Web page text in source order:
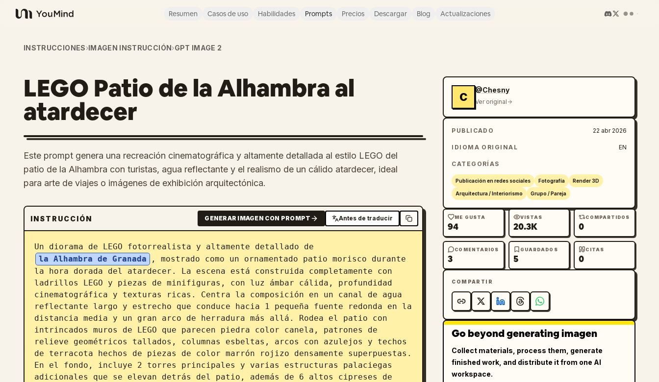
YouMind
Resumen Casos de uso Habilidades Prompts Precios Descargar Blog Actualizaciones
INSTRUCCIONES›IMAGEN INSTRUCCIÓN›GPT IMAGE 2
LEGO Patio de la Alhambra al
atardecer
Este prompt genera una recreación cinematográfica y altamente detallada al estilo LEGO del
patio de la Alhambra con turistas, agua reflectante y el realismo de un cálido atardecer, ideal
para arte de viajes o imágenes de exhibición arquitectónica.
INSTRUCCIÓN GENERAR IMAGEN CON PROMPT Antes de traducir
Un diorama de LEGO fotorrealista y altamente detallado de
la Alhambra de Granada
, mostrado como un ornamentado patio morisco durante
la hora dorada del atardecer. La escena está construida completamente con
ladrillos LEGO y piezas de minifiguras, con luz ámbar cálida, profundidad
cinematográfica y texturas ricas. Centra la composición en un canal de agua
reflectante largo y estrecho que conduce hacia 1 pequeña fuente redonda en la
distancia media y un gran arco de herradura más allá. Rodea el patio con
intrincados muros de LEGO que parecen piedra color canela, patrones de
relieve geométricos tallados, columnas esbeltas, arcos con azulejos y techos
de terracota hechos de piezas de color marrón rojizo densamente superpuestas.
En el fondo, incluye 2 torres principales y varias estructuras palaciegas
adicionales que se elevan detrás del patio, además de 6 altos cipreses de
C
@Chesny
Ver original
PUBLICADO 22 abr 2026
IDIOMA ORIGINAL EN
CATEGORÍAS
Publicación en redes sociales Fotografía Render 3D
Arquitectura / Interiorismo Grupo / Pareja
ME GUSTA
94
VISTAS
20.3K
COMPARTIDOS
0
COMENTARIOS
3
GUARDADOS
5
CITAS
0
COMPARTIR
Go beyond generating imagen
Collect materials, process them, generate
finished work, and distribute it from one AI
workspace.